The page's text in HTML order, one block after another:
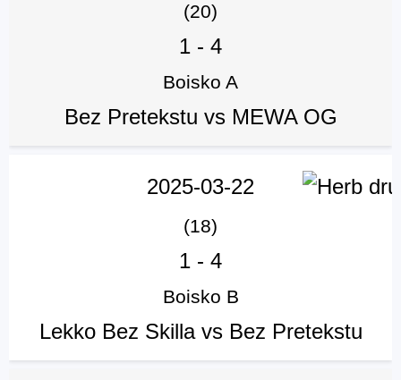
(20)
1 - 4
Boisko A
Bez Pretekstu vs MEWA OG
2025-03-22
(18)
1 - 4
Boisko B
Lekko Bez Skilla vs Bez Pretekstu